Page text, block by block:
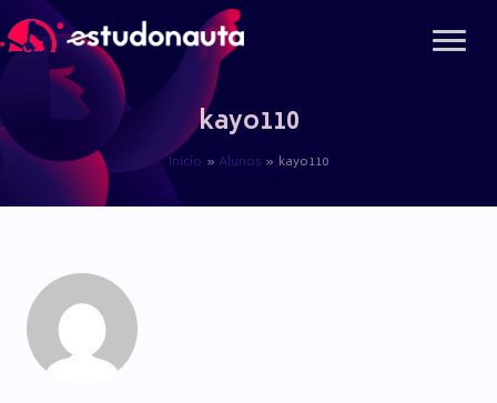
para
conteúdo
kayo110
Início Alunos kayo110